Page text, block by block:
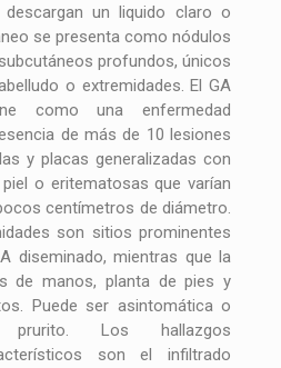
un liquido claro o
se presenta como nódulos
profundos, únicos
o extremidades. El GA
como una enfermedad
de más de 10 lesiones
y placas generalizadas con
o eritematosas que varían
centímetros de diámetro.
son sitios prominentes
diseminado, mientras que la
de manos, planta de pies y
Puede ser asintomática o
prurito. Los hallazgos
son el infiltrado